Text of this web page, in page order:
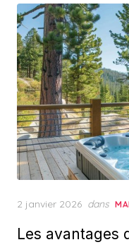
Posted
2 janvier 2026 dans
Les avantages